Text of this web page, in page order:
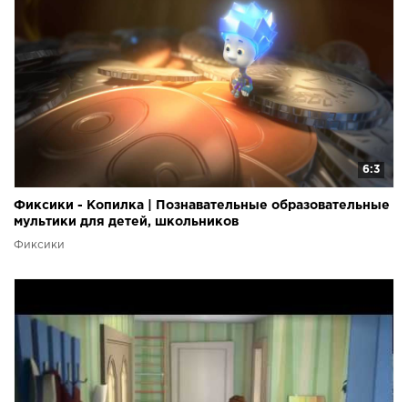
6:3
Фиксики - Копилка | Познавательные образовательные
мультики для детей, школьников
Фиксики